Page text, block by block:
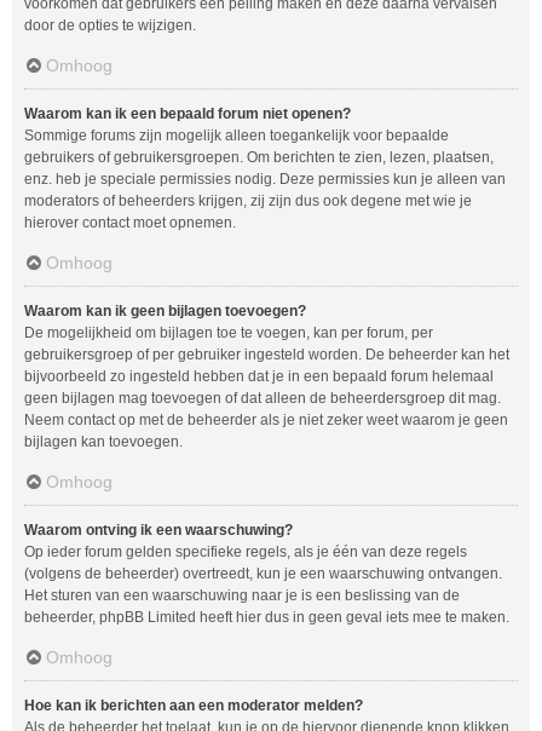
voorkomen dat gebruikers een peiling maken en deze daarna vervalsen
door de opties te wijzigen.
Omhoog
Waarom kan ik een bepaald forum niet openen?
Sommige forums zijn mogelijk alleen toegankelijk voor bepaalde
gebruikers of gebruikersgroepen. Om berichten te zien, lezen, plaatsen,
enz. heb je speciale permissies nodig. Deze permissies kun je alleen van
moderators of beheerders krijgen, zij zijn dus ook degene met wie je
hierover contact moet opnemen.
Omhoog
Waarom kan ik geen bijlagen toevoegen?
De mogelijkheid om bijlagen toe te voegen, kan per forum, per
gebruikersgroep of per gebruiker ingesteld worden. De beheerder kan het
bijvoorbeeld zo ingesteld hebben dat je in een bepaald forum helemaal
geen bijlagen mag toevoegen of dat alleen de beheerdersgroep dit mag.
Neem contact op met de beheerder als je niet zeker weet waarom je geen
bijlagen kan toevoegen.
Omhoog
Waarom ontving ik een waarschuwing?
Op ieder forum gelden specifieke regels, als je één van deze regels
(volgens de beheerder) overtreedt, kun je een waarschuwing ontvangen.
Het sturen van een waarschuwing naar je is een beslissing van de
beheerder, phpBB Limited heeft hier dus in geen geval iets mee te maken.
Omhoog
Hoe kan ik berichten aan een moderator melden?
Als de beheerder het toelaat, kun je op de hiervoor dienende knop klikken